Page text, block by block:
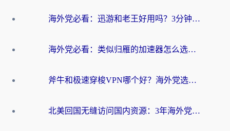
海外党必看：迅游和老王好用吗？3分钟选对加速国内网络的加速器
海外党必看：类似归雁的加速器怎么选？一篇搞定无缝访问国内资源
斧牛和极速穿梭VPN哪个好？海外党选回国加速器必看的真实对比与避坑指南
北美回国无缝访问国内资源：3年海外党亲测的加速器选择指南